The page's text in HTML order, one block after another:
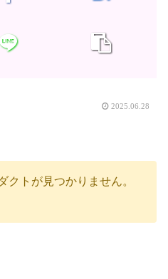
2025.06.28
クトが見つかりません。